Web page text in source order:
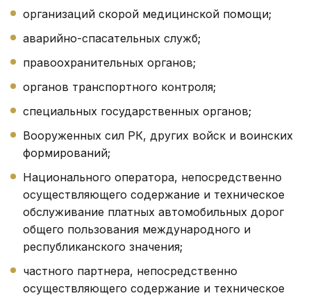
организаций скорой медицинской помощи;
аварийно-спасательных служб;
правоохранительных органов;
органов транспортного контроля;
специальных государственных органов;
Вооруженных сил РК, других войск и воинских
формирований;
Национального оператора, непосредственно
осуществляющего содержание и техническое
обслуживание платных автомобильных дорог
общего пользования международного и
республиканского значения;
частного партнера, непосредственно
осуществляющего содержание и техническое